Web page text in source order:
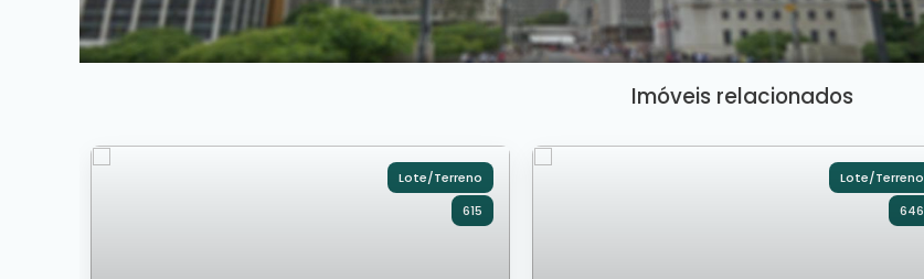
Imóveis relacionados
Lote/Terreno
615
Lote/Terreno
646